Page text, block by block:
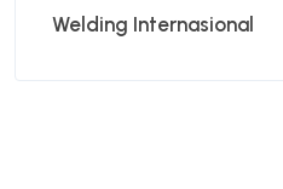
Welding Internasional